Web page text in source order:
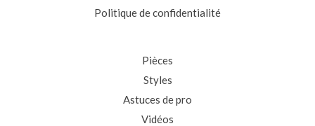
Politique de confidentialité
Pièces
Styles
Astuces de pro
Vidéos